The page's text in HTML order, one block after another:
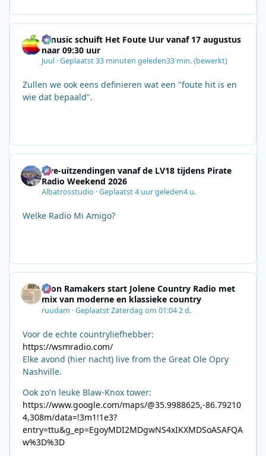
Qmusic schuift Het Foute Uur vanaf 17 augustus
naar 09:30 uur
Juul ·Geplaatst33 minuten geleden33 min.(bewerkt)
Zullen we ook eens definieren wat een "foute hit is en
wie dat bepaald".
Live-uitzendingen vanaf de LV18 tijdens Pirate
Radio Weekend 2026
Albatrosstudio ·Geplaatst4 uur geleden4 u.
Welke Radio Mi Amigo?
Leon Ramakers start Jolene Country Radio met
mix van moderne en klassieke country
ruudam ·GeplaatstZaterdag om 01:042 d.
Voor de echte countryliefhebber:
https://wsmradio.com/
Elke avond (hier nacht) live from the Great Ole Opry
Nashville.
Ook zo'n leuke Blaw-Knox tower:
https://www.google.com/maps/@35.9988625,-86.79210
4,308m/data=!3m1!1e3?
entry=ttu&g_ep=EgoyMDI2MDgwNS4xIKXMDSoASAFQA
w%3D%3D